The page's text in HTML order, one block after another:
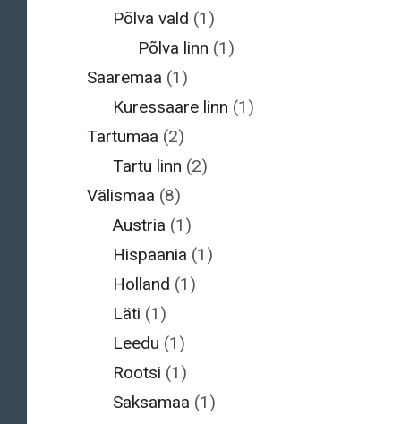
Põlva vald (1)
Põlva linn (1)
Saaremaa (1)
Kuressaare linn (1)
Tartumaa (2)
Tartu linn (2)
Välismaa (8)
Austria (1)
Hispaania (1)
Holland (1)
Läti (1)
Leedu (1)
Rootsi (1)
Saksamaa (1)